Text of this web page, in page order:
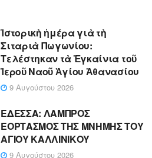
Ἱστορικὴ ἡμέρα γιὰ τὴ
Σιταριὰ Πωγωνίου:
Τελέστηκαν τὰ Ἐγκαίνια τοῦ
Ἱεροῦ Ναοῦ Ἁγίου Ἀθανασίου
9 Αυγούστου 2026
ΕΔΕΣΣΑ: ΛΑΜΠΡΟΣ
ΕΟΡΤΑΣΜΟΣ ΤΗΣ ΜΝΗΜΗΣ ΤΟΥ
ΑΓΙΟΥ ΚΑΛΛΙΝΙΚΟΥ
9 Αυγούστου 2026